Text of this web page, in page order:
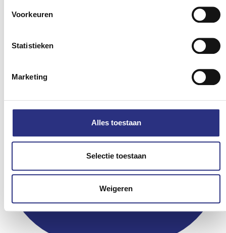
Voorkeuren
Statistieken
Marketing
Alles toestaan
Selectie toestaan
Weigeren
Oogmetingen
afgestemd op jouw situatie.
Low vision